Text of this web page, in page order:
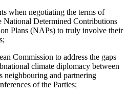
when negotiating the terms of
National Determined Contributions
Plans (NAPs) to truly involve their
Commission to address the gaps
climate diplomacy between
neighbouring and partnering
of the Parties;